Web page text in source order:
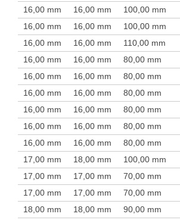
16,00 mm
16,00 mm 100,00 mm
16,00 mm
16,00 mm 100,00 mm
16,00 mm
16,00 mm 110,00 mm
16,00 mm
16,00 mm 80,00 mm
16,00 mm
16,00 mm 80,00 mm
16,00 mm
16,00 mm 80,00 mm
16,00 mm
16,00 mm 80,00 mm
16,00 mm
16,00 mm 80,00 mm
16,00 mm
16,00 mm 80,00 mm
17,00 mm
18,00 mm 100,00 mm
17,00 mm
17,00 mm 70,00 mm
17,00 mm
17,00 mm 70,00 mm
18,00 mm
18,00 mm 90,00 mm